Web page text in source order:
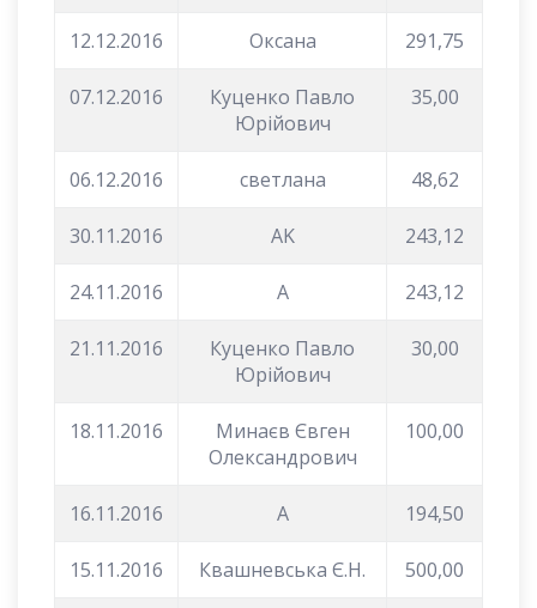
12.12.2016 Оксана 291,75
07.12.2016
Куценко Павло
Юрійович
35,00
06.12.2016 светлана 48,62
30.11.2016 AK 243,12
24.11.2016 A 243,12
21.11.2016
Куценко Павло
Юрійович
30,00
18.11.2016
Минаєв Євген
Олександрович
100,00
16.11.2016 A 194,50
15.11.2016 Квашневська Є.Н. 500,00